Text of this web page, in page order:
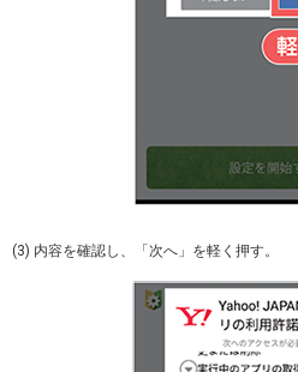
(3) 内容を確認し、「次へ」を軽く押す。